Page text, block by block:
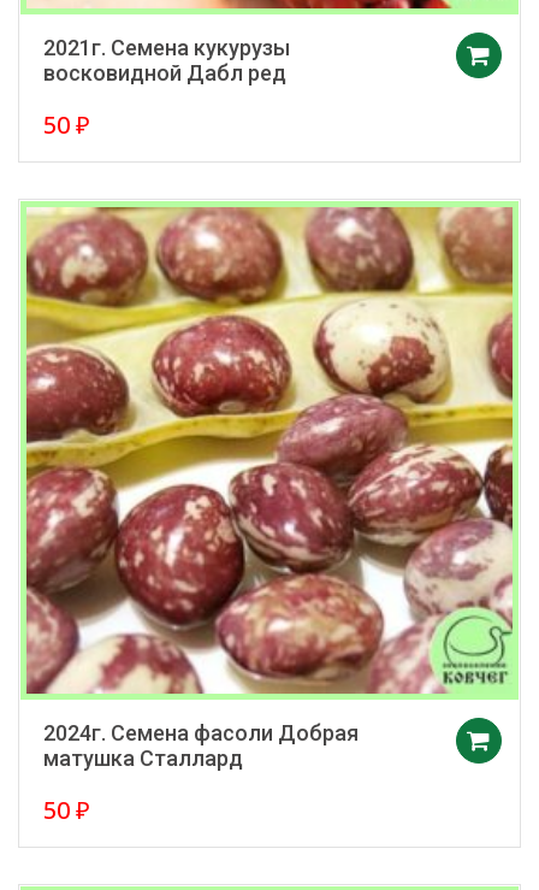
2021г. Семена кукурузы
восковидной Дабл ред
50₽
2024г. Семена фасоли Добрая
матушка Сталлард
50₽